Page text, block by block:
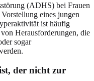
(ADHS) bei Frauen
eines jungen
ist häufig
Herausforderungen, die
sogar
der nicht zur